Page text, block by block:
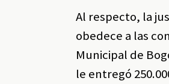
Al respecto, la
obedece a las
Municipal de
le entregó